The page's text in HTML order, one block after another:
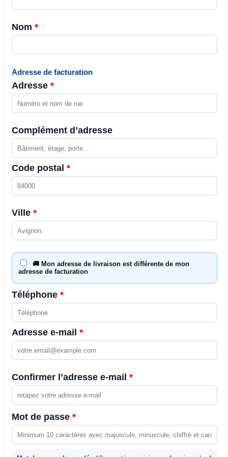
Nom *
Adresse de facturation
Adresse *
Complément d’adresse
Code postal *
Ville *
🚚 Mon adresse de livraison est différente de mon
adresse de facturation
Téléphone *
Adresse e-mail *
Confirmer l’adresse e-mail *
Mot de passe *